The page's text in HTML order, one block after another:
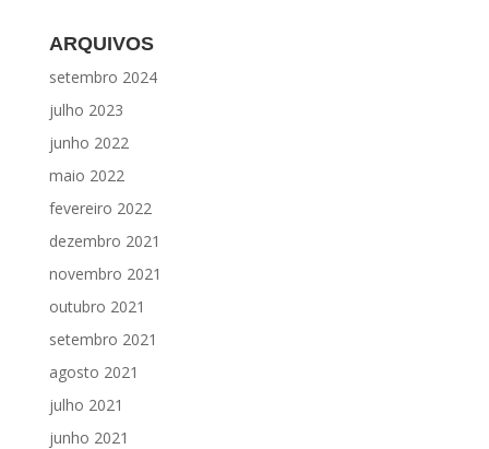
ARQUIVOS
setembro 2024
julho 2023
junho 2022
maio 2022
fevereiro 2022
dezembro 2021
novembro 2021
outubro 2021
setembro 2021
agosto 2021
julho 2021
junho 2021